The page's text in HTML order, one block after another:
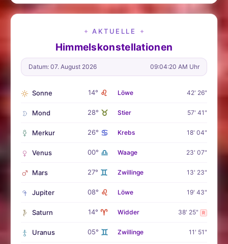
✦ AKTUELLE ✦
Himmelskonstellationen
Datum: 07. August 2026 09:04:22 AM Uhr
Sonne 14° ♌ Löwe 42' 26"
Mond 28° ♉ Stier 57' 41"
Merkur 26° ♋ Krebs 18' 04"
Venus 00° ♎ Waage 23' 07"
Mars 27° ♊ Zwillinge 13' 23"
Jupiter 08° ♌ Löwe 19' 43"
Saturn 14° ♈ Widder 38' 25" R
Uranus 05° ♊ Zwillinge 11' 51"